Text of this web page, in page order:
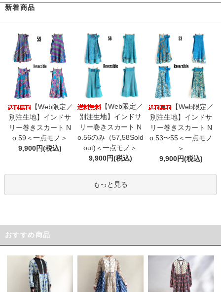
新着商品
【Web限定／
別注生地】インドサ
リー巻きスカート N
o.59＜一点モノ＞
9,900円(税込)
【Web限定／
別注生地】インドサ
リー巻きスカート N
o.56のみ（57,58Sold
out)＜一点モノ＞
9,900円(税込)
【Web限定／
別注生地】インドサ
リー巻きスカート N
o.53〜55＜一点モノ
＞
9,900円(税込)
もっと見る
おすすめ商品